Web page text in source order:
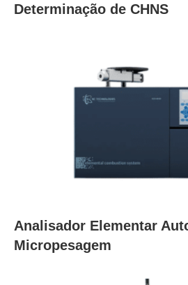
Determinação de CHNS
Analisador Elementar
Micropesagem